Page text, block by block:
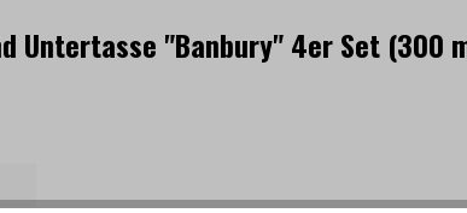
Untertasse "Banbury" 4er Set (300